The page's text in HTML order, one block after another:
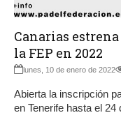
Canarias
la FEP en 2022
lunes, 10 de enero de 2022
Abierta la inscripción
en Tenerife hasta el 24